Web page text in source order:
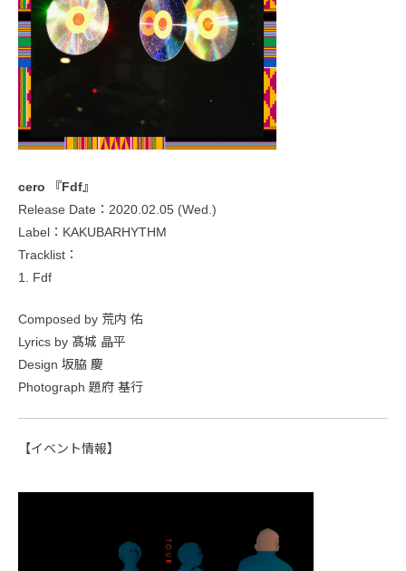
cero 『Fdf』
Release Date：2020.02.05 (Wed.)
Label：KAKUBARHYTHM
Tracklist：
1. Fdf
Composed by 荒内 佑
Lyrics by 髙城 晶平
Design 坂脇 慶
Photograph 題府 基行
【イベント情報】